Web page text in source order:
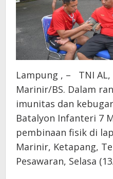
Lampung , – TNI AL,
Marinir/BS. Dalam
imunitas dan
Batalyon Infanteri 7
pembinaan fisik di
Marinir, Ketapang,
Pesawaran, Selasa